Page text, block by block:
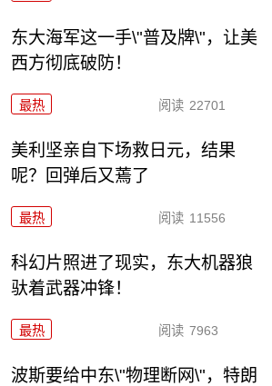
东大海军这一手\"普及牌\"，让美
西方彻底破防！
最热 阅读 22701
美利坚亲自下场救日元，结果
呢？回弹后又蔫了
最热 阅读 11556
科幻片照进了现实，东大机器狼
驮着武器冲锋！
最热 阅读 7963
波斯要给中东\"物理断网\"，特朗